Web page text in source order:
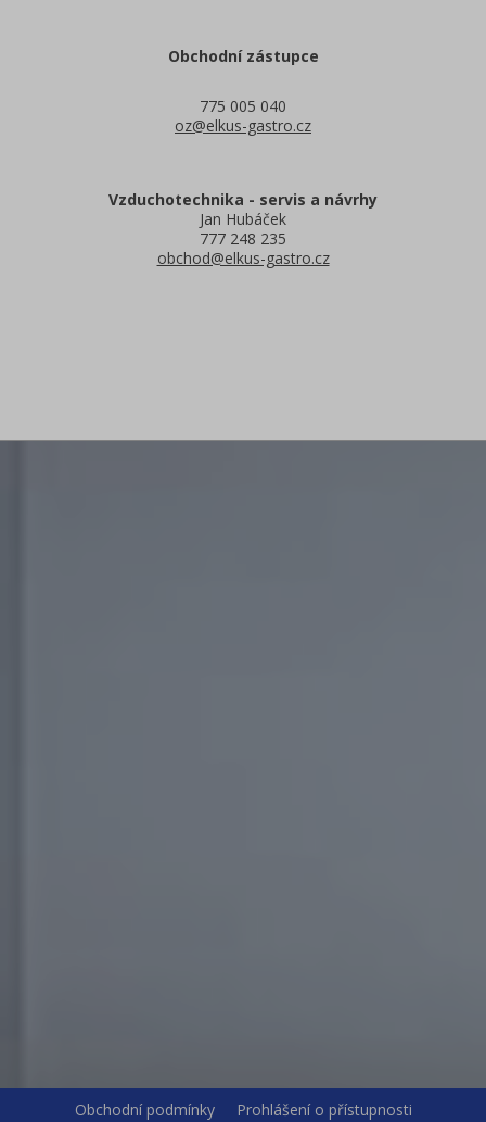
Obchodní zástupce
775 005 040
oz@elkus-gastro.cz
Vzduchotechnika - servis a návrhy
Jan Hubáček
777 248 235
obchod@elkus-gastro.cz
Obchodní podmínky
Prohlášení o přístupnosti